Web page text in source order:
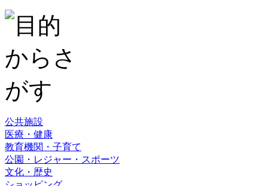
公共施設
医療・健康
教育機関・子育て
公園・レジャー・スポーツ
文化・歴史